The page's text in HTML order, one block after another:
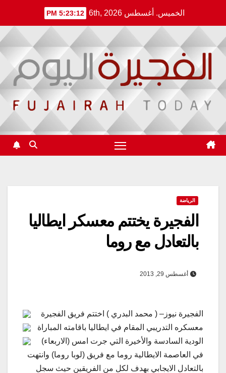
content
الخميس. أغسطس 6th, 2026 5:23:12 PM
الرياضة
الفجيرة يختتم معسكر ايطاليا
بالتعادل مع روما
أغسطس 29, 2013
الفجيرة نيوز– ( محمد البدري ) اختتم فريق الفجيرة
معسكره التدريبي المقام في ايطاليا باقامته المباراة
الودية السادسة والأخيرة التي جرت امس (الاربعاء)
في العاصمة الايطالية روما مع فريق (لوبا روما) وانتهت
بالتعادل الايجابي بهدف لكل من الفريقين حيث سجل